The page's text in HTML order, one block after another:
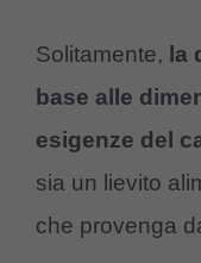
Solitamente, la
base alle
esigenze del
sia un lievito
che provenga